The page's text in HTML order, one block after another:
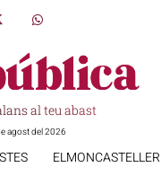
al teu abast
agost del 2026
ELMONCASTELLER